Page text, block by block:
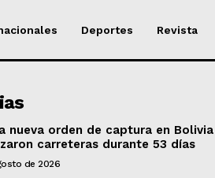
Deportes Revista
nueva orden de captura en
carreteras durante 53 días
de 2026